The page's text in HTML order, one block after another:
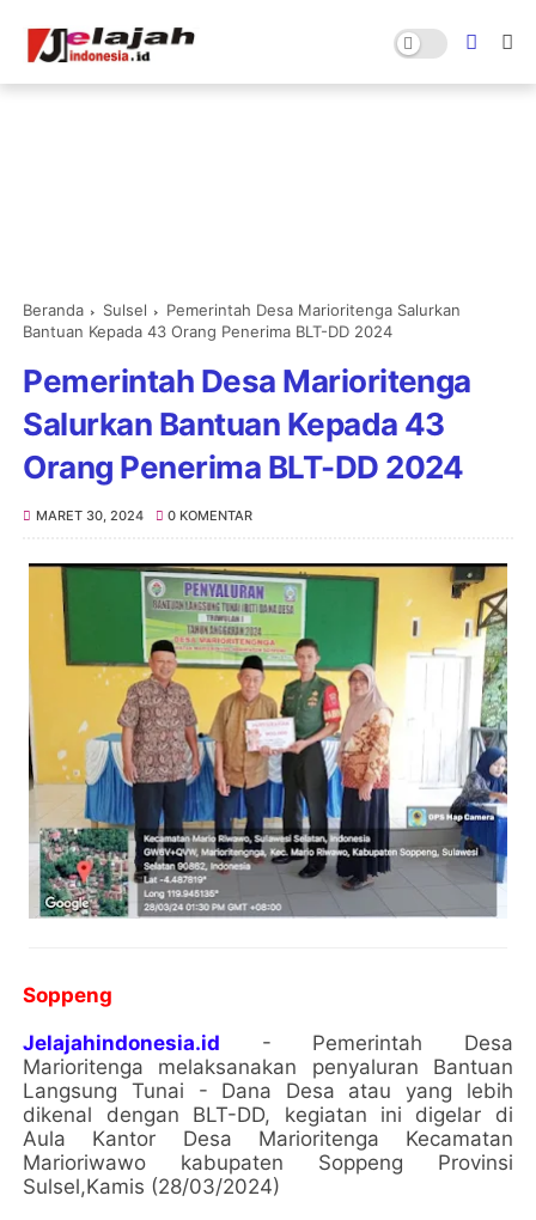
Beranda Sulsel
Pemerintah Desa Marioritenga Salurkan
Bantuan Kepada 43 Orang Penerima BLT-DD 2024
Pemerintah Desa Marioritenga
Salurkan Bantuan Kepada 43
Orang Penerima BLT-DD 2024
MARET 30, 2024 0 KOMENTAR
Soppeng
Jelajahindonesia.id - Pemerintah Desa
Marioritenga melaksanakan penyaluran Bantuan
Langsung Tunai - Dana Desa atau yang lebih
dikenal dengan BLT-DD, kegiatan ini digelar di
Aula Kantor Desa Marioritenga Kecamatan
Marioriwawo kabupaten Soppeng Provinsi
Sulsel,Kamis (28/03/2024)